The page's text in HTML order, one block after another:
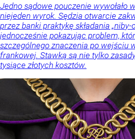
Jedno sądowe pouczenie wywołało
niejeden wyrok. Sędzia otwarcie
przez banki praktykę składania „niby-
jednocześnie pokazując problem,
szczególnego znaczenia po wejściu
frankowej. Stawką są nie tylko
tysiące złotych kosztów.